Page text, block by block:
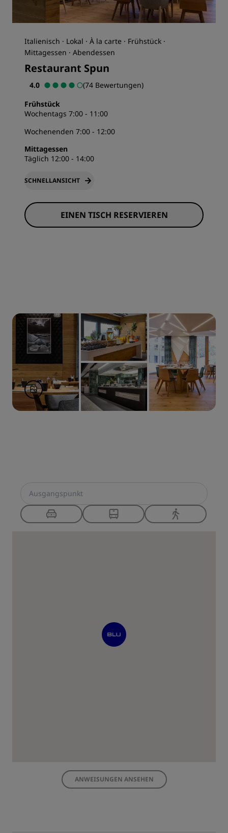
Italienisch · Lokal · À la carte · Frühstück ·
Mittagessen · Abendessen
Restaurant Spun
4.0
(74 Bewertungen)
Frühstück
Wochentags 7:00 - 11:00
Wochenenden 7:00 - 12:00
Mittagessen
Täglich 12:00 - 14:00
SCHNELLANSICHT
EINEN TISCH RESERVIEREN
ANWEISUNGEN ANSEHEN